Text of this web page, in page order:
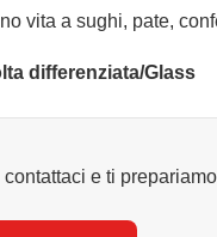
vita a sughi, pate,
differenziata/Glass
contattaci e ti